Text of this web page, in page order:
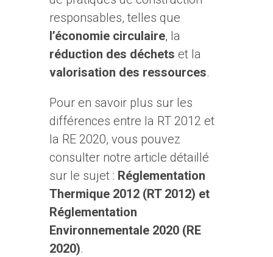
responsables, telles que
l’économie circulaire, la
réduction des déchets et la
valorisation des ressources.
Pour en savoir plus sur les
différences entre la RT 2012 et
la RE 2020, vous pouvez
consulter notre article détaillé
sur le sujet : Réglementation
Thermique 2012 (RT 2012) et
Réglementation
Environnementale 2020 (RE
2020).